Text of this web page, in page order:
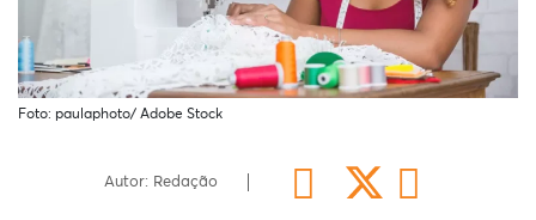
Foto: paulaphoto/ Adobe Stock
Autor: Redação